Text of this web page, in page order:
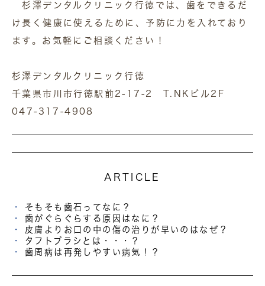
杉澤デンタルクリニック行徳では、歯をできるだ
け長く健康に使えるために、予防に力を入れており
ます。お気軽にご相談ください！
杉澤デンタルクリニック行徳
千葉県市川市行徳駅前2-17-2 T.NKビル2F
047-317-4908
ARTICLE
そもそも歯石ってなに？
歯がぐらぐらする原因はなに？
皮膚よりお口の中の傷の治りが早いのはなぜ？
タフトブラシとは・・・？
歯周病は再発しやすい病気！？